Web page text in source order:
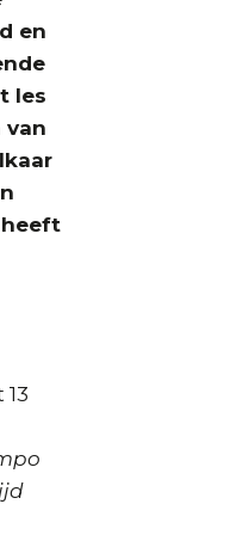
en
les
van
heeft